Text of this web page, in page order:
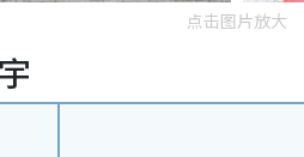
点击图片放大